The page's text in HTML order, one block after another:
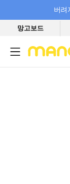
버려
필요한 만큼 충전
망고보드